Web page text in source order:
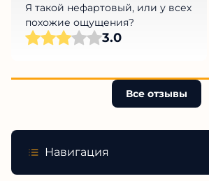
Я такой нефартовый, или у всех
похожие ощущения?
3.0
Все отзывы
Навигация